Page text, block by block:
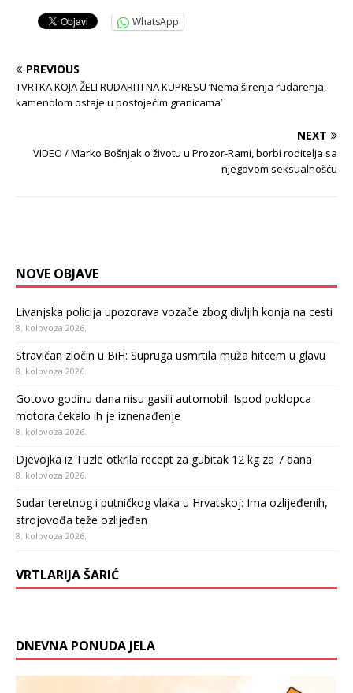
WhatsApp
PREVIOUS
TVRTKA KOJA ŽELI RUDARITI NA KUPRESU ‘Nema širenja rudarenja,
kamenolom ostaje u postojećim granicama’
NEXT
VIDEO / Marko Bošnjak o životu u Prozor-Rami, borbi roditelja sa
njegovom seksualnošću
NOVE OBJAVE
Livanjska policija upozorava vozače zbog divljih konja na cesti
8. kolovoza 2026.
Stravičan zločin u BiH: Supruga usmrtila muža hitcem u glavu
8. kolovoza 2026.
Gotovo godinu dana nisu gasili automobil: Ispod poklopca
motora čekalo ih je iznenađenje
8. kolovoza 2026.
Djevojka iz Tuzle otkrila recept za gubitak 12 kg za 7 dana
8. kolovoza 2026.
Sudar teretnog i putničkog vlaka u Hrvatskoj: Ima ozlijeđenih,
strojovođa teže ozlijeđen
8. kolovoza 2026.
VRTLARIJA ŠARIĆ
DNEVNA PONUDA JELA